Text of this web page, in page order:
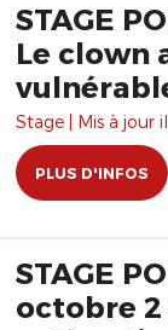
STAGE
Le clown
Stage | Mis à jour
PLUS D'INFOS
STAGE
octobre 2